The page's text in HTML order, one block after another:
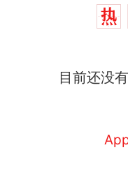
目前还没